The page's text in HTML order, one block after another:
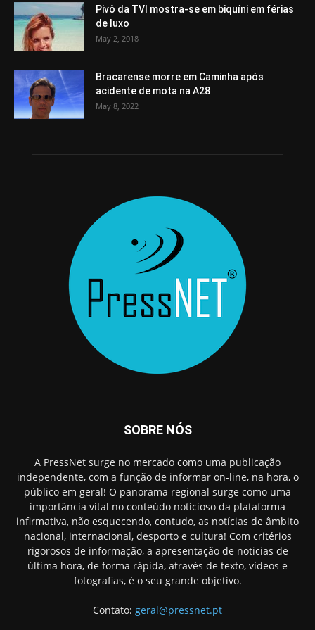
Pivô da TVI mostra-se em biquíni em férias
de luxo
May 2, 2018
Bracarense morre em Caminha após
acidente de mota na A28
May 8, 2022
SOBRE NÓS
A PressNet surge no mercado como uma publicação
independente, com a função de informar on-line, na hora, o
público em geral! O panorama regional surge como uma
importância vital no conteúdo noticioso da plataforma
infirmativa, não esquecendo, contudo, as notícias de âmbito
nacional, internacional, desporto e cultura! Com critérios
rigorosos de informação, a apresentação de noticias de
última hora, de forma rápida, através de texto, vídeos e
fotografias, é o seu grande objetivo.
Contato: geral@pressnet.pt